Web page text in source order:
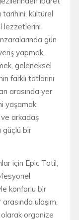
tarihini, kültürel
lezzetlerini
gün
yapmak,
geleneksel
farklı tatlarını
arasında yer
yaşamak
arkadaş
güçlü bir
için Epic Tatil,
konforlu bir
ulaşım,
organize